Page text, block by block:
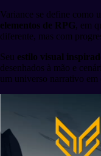
Variance se define como
elementos de RPG, em
diferente, mas com
Seu estilo visual
desenhados à mão e
um universo narrativo